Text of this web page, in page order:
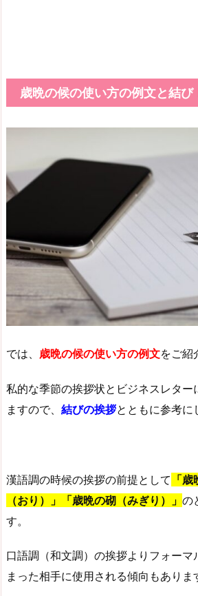
歳晩の候の使い方の例文と結び
では、 歳晩の候の使い方の例文をご紹
私的な季節の挨拶状とビジネスレター
ますので、 結びの挨拶とともに参考に
漢語調の時候の挨拶の前提として 「
（おり）」「歳晩の砌（みぎり）」 の
す。
口語調（和文調）の挨拶よりフォーマ
まった相手に使用される傾向もありま